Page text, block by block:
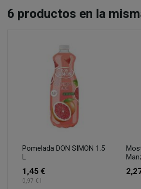
6 productos en la
Pomelada DON SIMON 1.5
L
1,45 €
0,97 € l